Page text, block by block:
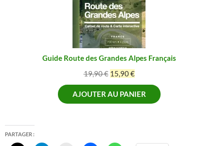
Guide Route des Grandes Alpes Français
19,90€ Le
prix
initial
était :
15,90€Le
prix
actuel
est :
AJOUTER AU PANIER
PARTAGER :